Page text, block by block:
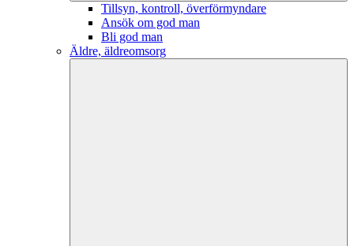
Tillsyn, kontroll, överförmyndare
Ansök om god man
Bli god man
Äldre, äldreomsorg